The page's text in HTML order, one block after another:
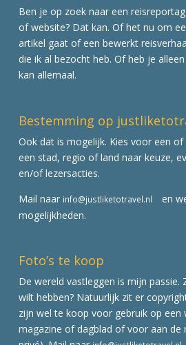
Ben je op zoek naar een
of website? Dat kan. Of het nu om
artikel gaat of een bewerkt
die ik al bezocht heb. Of heb je
kan allemaal.
Bestemming op
Ook dat is mogelijk. Kies voor een
een stad, regio of land naar keuze,
en/of lezersacties.
Mail naar info@justliketotravel.nl
en
mogelijkheden.
Foto’s te koop
De wereld vastleggen is mijn passie.
wilt hebben? Natuurlijk zit er
zijn wel te koop voor gebruik op een
magazine of dagblad of voor aan de